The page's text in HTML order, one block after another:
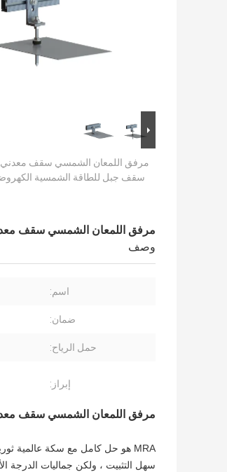
مرفق اللمعان الشمسي سقف معدني
سقف جبل للطاقة الشمسية
مرفق اللمعان الشمسي سقف
وصف
اسم:
ضمان:
حمل الرياح:
إبراز:
مرفق اللمعان الشمسي سقف
سهل التثبيت ، ولكن جماليات الدرجة